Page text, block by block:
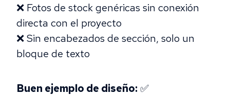
❌ Fotos de stock genéricas sin conexión
directa con el proyecto
❌ Sin encabezados de sección, solo un
bloque de texto
Buen ejemplo de diseño: ✅